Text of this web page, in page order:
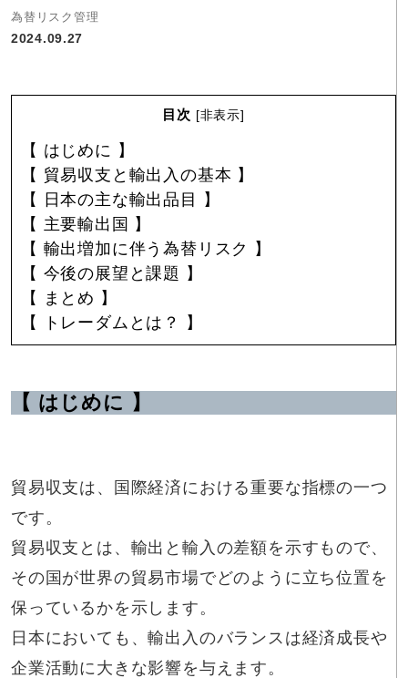
為替リスク管理
2024.09.27
目次 [非表示]
【 はじめに 】
【 貿易収支と輸出入の基本 】
【 日本の主な輸出品目 】
【 主要輸出国 】
【 輸出増加に伴う為替リスク 】
【 今後の展望と課題 】
【 まとめ 】
【 トレーダムとは？ 】
【 はじめに 】
貿易収支は、国際経済における重要な指標の一つ
です。
貿易収支とは、輸出と輸入の差額を示すもので、
その国が世界の貿易市場でどのように立ち位置を
保っているかを示します。
日本においても、輸出入のバランスは経済成長や
企業活動に大きな影響を与えます。